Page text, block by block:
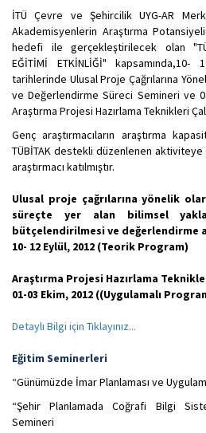
İTÜ Çevre ve Şehircilik UYG-AR
Akademisyenlerin Araştırma
hedefi ile gerçekleştirilecek olan
EĞİTİMİ ETKİNLİĞİ" kapsamında,10-
tarihlerinde Ulusal Proje Çağrılarına
ve Değerlendirme Süreci Semineri ve
Araştırma Projesi Hazırlama Teknikleri
Genç araştırmacıların araştırma
TÜBİTAK destekli düzenlenen aktiviteye
araştırmacı katılmıştır.
Ulusal proje çağrılarına yönelik
süreçte yer alan bilimsel
bütçelendirilmesi ve değerlendirme
10- 12 Eylül, 2012 (Teorik Program)
Araştırma Projesi Hazırlama
01-03 Ekim, 2012 ((Uygulamalı
Detaylı Bilgi için Tıklayınız...
Eğitim Seminerleri
“Günümüzde İmar Planlaması ve
“Şehir Planlamada Coğrafi Bilgi
Semineri